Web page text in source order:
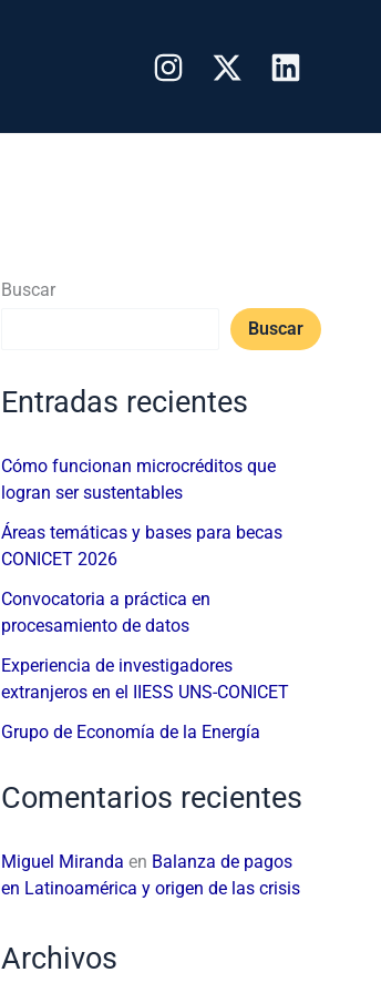
Buscar
Buscar
Entradas recientes
Cómo funcionan microcréditos que
logran ser sustentables
Áreas temáticas y bases para becas
CONICET 2026
Convocatoria a práctica en
procesamiento de datos
Experiencia de investigadores
extranjeros en el IIESS UNS-CONICET
Grupo de Economía de la Energía
Comentarios recientes
Miguel Miranda en Balanza de pagos
en Latinoamérica y origen de las crisis
Archivos